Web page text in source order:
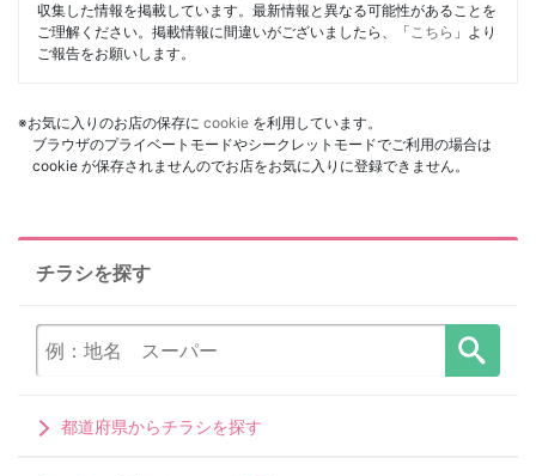
収集した情報を掲載しています。最新情報と異なる可能性があることを
ご理解ください。掲載情報に間違いがございましたら、「 こちら 」より
ご報告をお願いします。
※お気に入りのお店の保存に cookie を利用しています。
ブラウザのプライベートモードやシークレットモードでご利用の場合は
cookie が保存されませんのでお店をお気に入りに登録できません。
チラシを探す
都道府県からチラシを探す